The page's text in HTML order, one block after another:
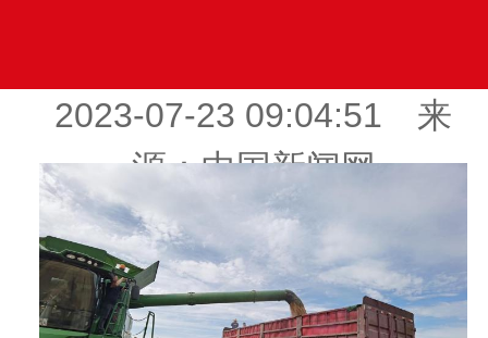
2023-07-23 09:04:51 来
源：中国新闻网